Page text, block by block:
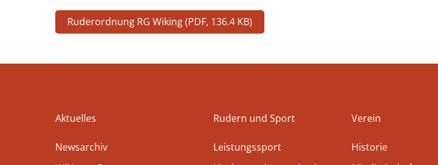
Ruderordnung RG Wiking (PDF, 136.4 KB)
Aktuelles
Newsarchiv
Rudern und Sport
Leistungssport
Verein
Historie